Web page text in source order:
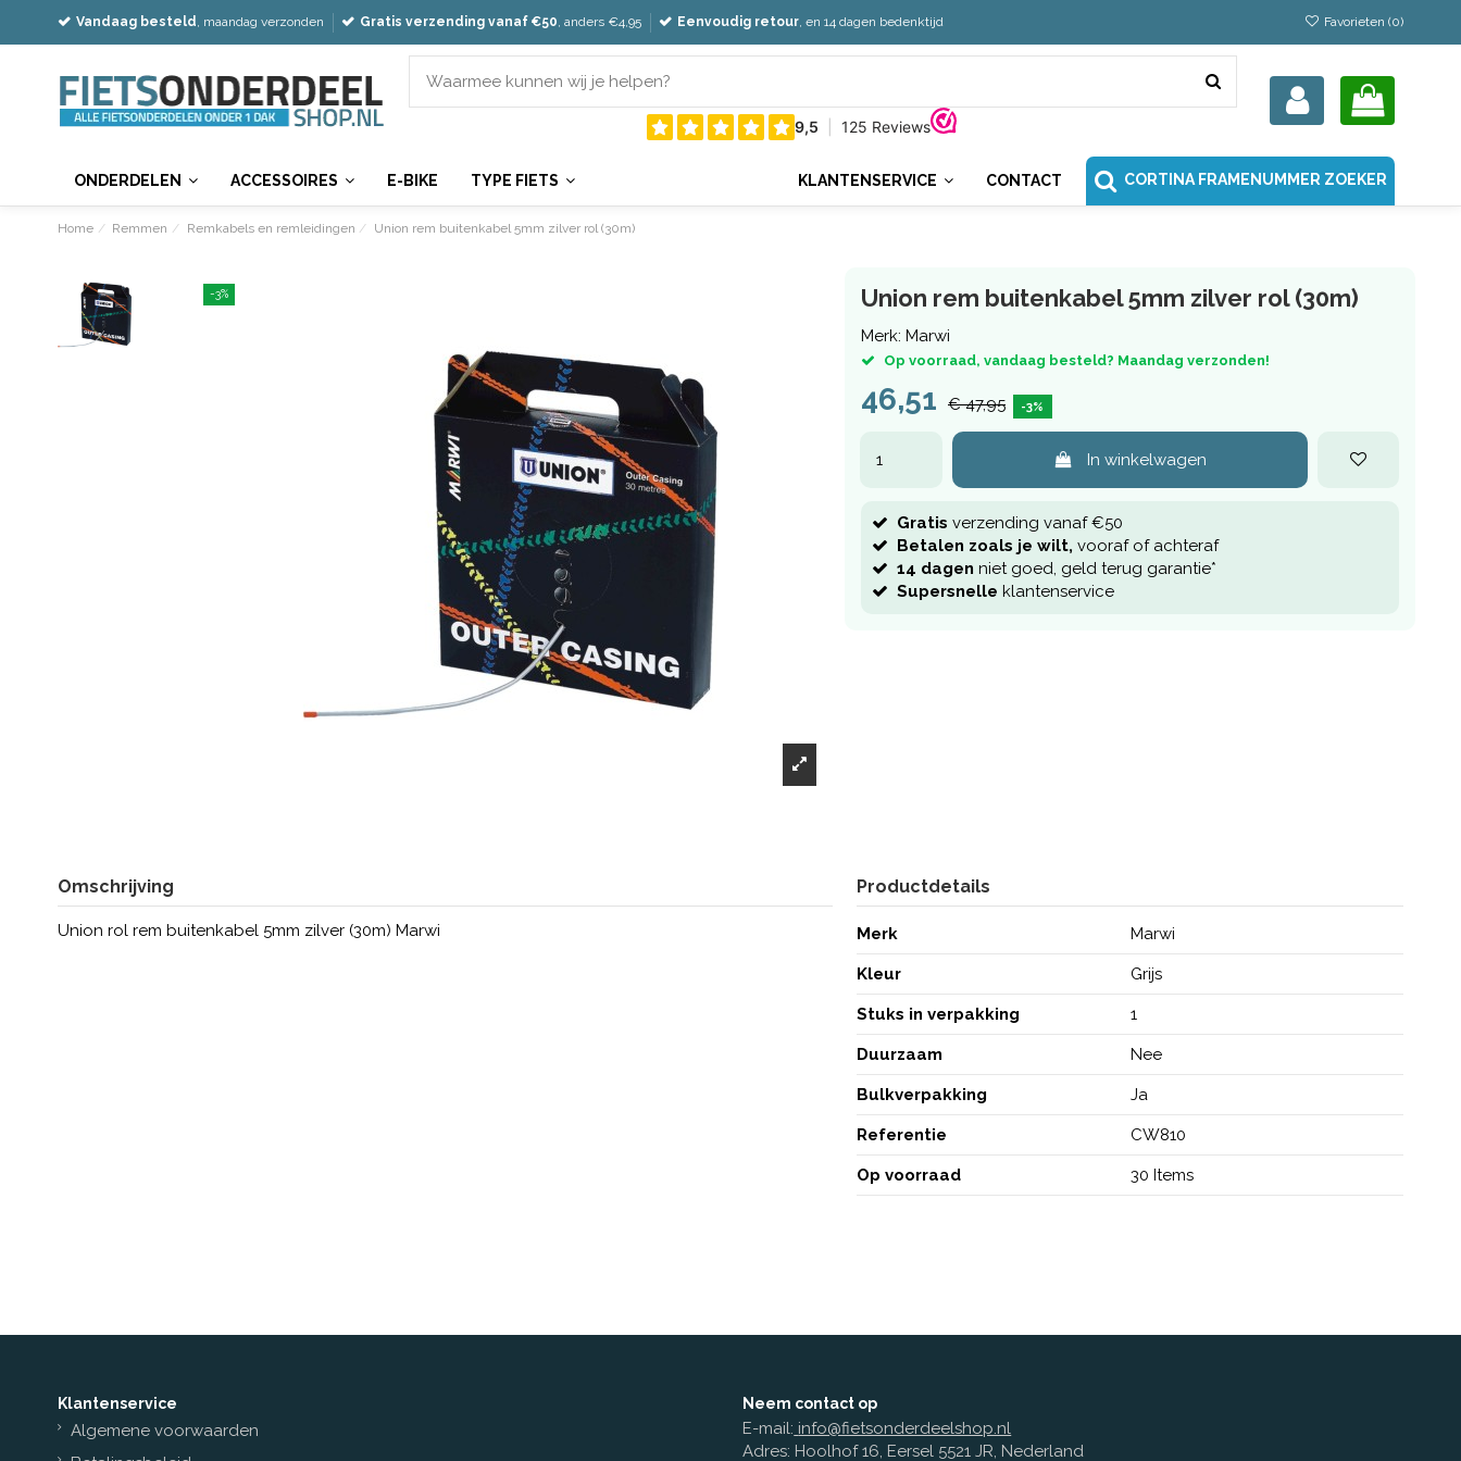
Vandaag besteld, maandag verzonden Gratis verzending vanaf €50, anders €4,95 Eenvoudig retour, en 14 dagen bedenktijd Favorieten (0)
ONDERDELEN ACCESSOIRES E-BIKE TYPE FIETS CORTINA FRAMENUMMER ZOEKER
CONTACT
KLANTENSERVICE
Home Remmen Remkabels en remleidingen Union rem buitenkabel 5mm zilver rol (30m)
-3% Union rem buitenkabel 5mm zilver rol (30m)
Merk: Marwi
Op voorraad, vandaag besteld? Maandag verzonden!
46,51 € 47,95 -3%
In winkelwagen
Gratis verzending vanaf €50
Betalen zoals je wilt, vooraf of achteraf
14 dagen niet goed, geld terug garantie*
Supersnelle klantenservice
Omschrijving
Union rol rem buitenkabel 5mm zilver (30m) Marwi
Productdetails
Merk Marwi
Kleur Grijs
Stuks in verpakking 1
Duurzaam Nee
Bulkverpakking Ja
Referentie CW810
Op voorraad 30 Items
Klantenservice
Algemene voorwaarden
Neem contact op
E-mail: info@fietsonderdeelshop.nl
Adres: Hoolhof 16, Eersel 5521 JR, Nederland